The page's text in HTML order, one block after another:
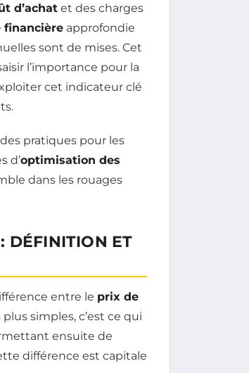
d’achat et des charges
financière approfondie
sont de mises. Cet
l’importance pour la
cet indicateur clé
pratiques pour les
d’optimisation des
dans les rouages
DÉFINITION ET
entre le prix de
simples, c’est ce qui
ensuite de
différence est capitale